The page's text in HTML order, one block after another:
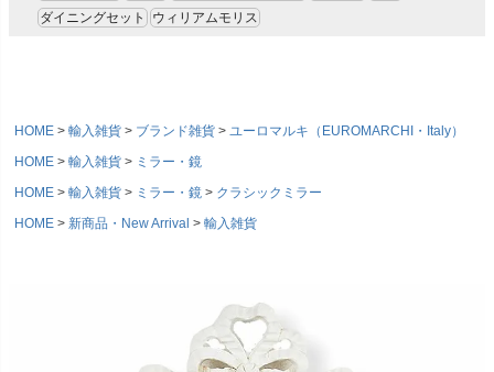
ダイニングセット
ウィリアムモリス
HOME 輸入雑貨 ブランド雑貨
ユーロマルキ（EUROMARCHI・Italy）
HOME
輸入雑貨
ミラー・鏡
HOME
輸入雑貨 ミラー・鏡
クラシックミラー
HOME
新商品・New Arrival 輸入雑貨